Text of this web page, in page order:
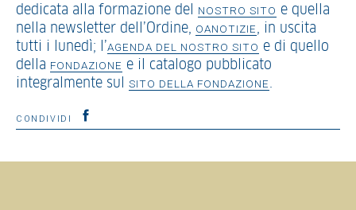
dedicata alla formazione del
NOSTRO SITO e quella
nella newsletter dell’Ordine, OANOTIZIE, in uscita
tutti i lunedì; l’AGENDA DEL NOSTRO SITO e di quello
della FONDAZIONE e il catalogo pubblicato
integralmente sul SITO DELLA FONDAZIONE.
CONDIVIDI